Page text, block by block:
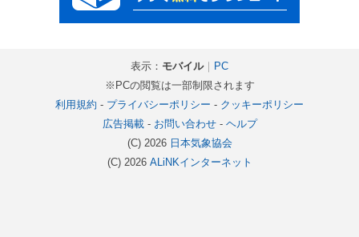
表示： モバイル｜
PC
※PCの閲覧は一部制限されます
利用規約 - プライバシーポリシー - クッキーポリシー
広告掲載- お問い合わせ- ヘルプ
(C) 2026 日本気象協会
(C) 2026 ALiNKインターネット